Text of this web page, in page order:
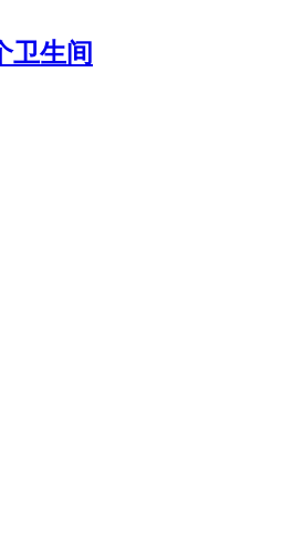
卫生间